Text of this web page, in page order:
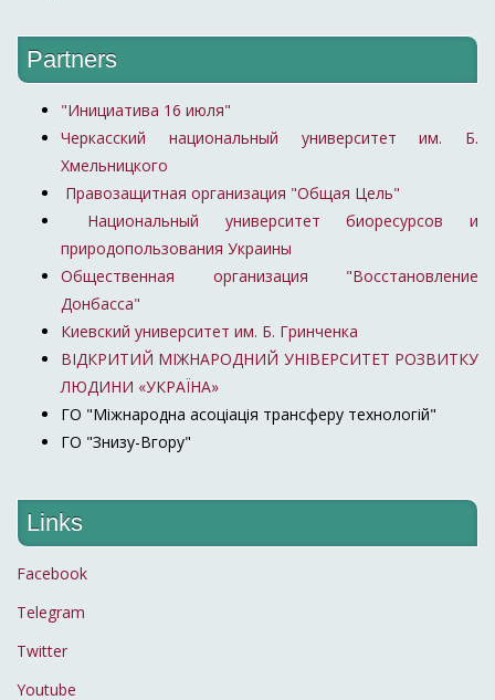
Partners
"Инициатива 16 июля"
Черкасский национальный университет им. Б.
Хмельницкого
Правозащитная организация "Общая Цель"
Национальный университет биоресурсов и
природопользования Украины
Общественная организация "Восстановление
Донбасса"
Киевский университет им. Б. Гринченка
ВІДКРИТИЙ МІЖНАРОДНИЙ УНІВЕРСИТЕТ РОЗВИТКУ
ЛЮДИНИ «УКРАЇНА»
ГО "Міжнародна асоціація трансферу технологій"
ГО "Знизу-Вгору"
Links
Facebook
Telegram
Twitter
Youtube